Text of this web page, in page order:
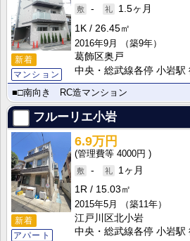
新着
マンション
-
1.5ヶ月
1K
26.45㎡
2016年9月
（築9年）
葛飾区奥戸
中央・総武線各停 小岩駅
■□南向き RC造マンション
フルーリエ小岩
新着
アパート
6.9万円
4000円
-
1ヶ月
1R
15.03㎡
2015年5月
（築11年）
江戸川区北小岩
中央・総武線各停 小岩駅